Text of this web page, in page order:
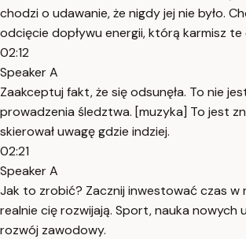
chodzi o udawanie, że nigdy jej nie było.
odcięcie dopływu energii, którą karmisz te
02:12
Speaker A
Zaakceptuj fakt, że się odsunęła. To nie
prowadzenia śledztwa. [muzyka] To jest
skierował uwagę gdzie indziej.
02:21
Speaker A
Jak to zrobić? Zacznij inwestować czas w
realnie cię rozwijają. Sport, nauka nowych
rozwój zawodowy.